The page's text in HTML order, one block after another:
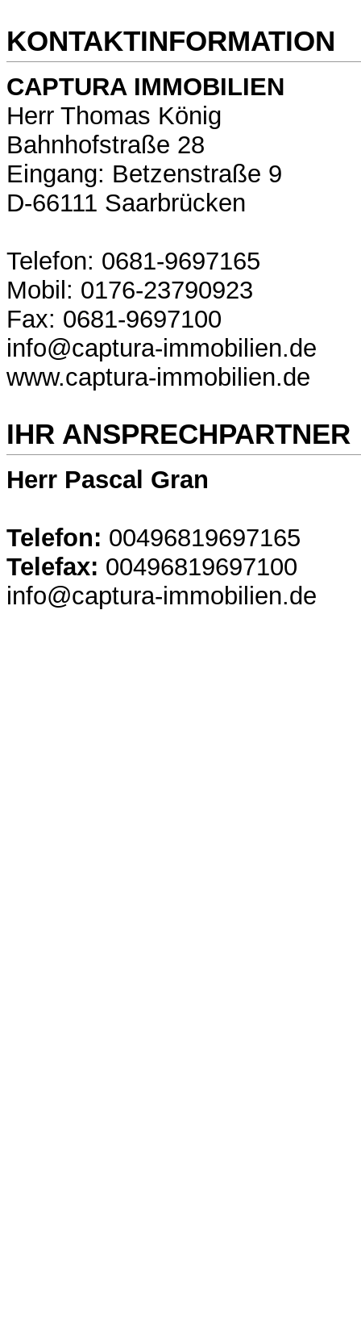
KONTAKTINFORMATION
CAPTURA IMMOBILIEN
Herr Thomas König
Bahnhofstraße 28
Eingang: Betzenstraße 9
D-66111 Saarbrücken
Telefon: 0681-9697165
Mobil: 0176-23790923
Fax: 0681-9697100
info@captura-immobilien.de
www.captura-immobilien.de
IHR ANSPRECHPARTNER
Herr Pascal Gran
Telefon: 00496819697165
Telefax: 00496819697100
info@captura-immobilien.de